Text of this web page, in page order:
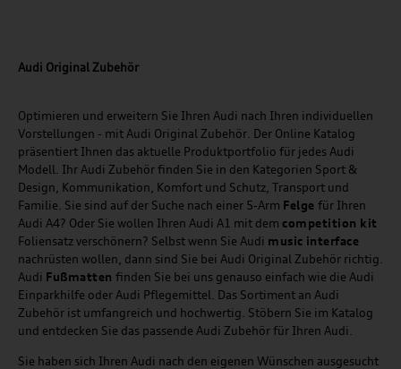
Audi Original Zubehör
Optimieren und erweitern Sie Ihren Audi nach Ihren individuellen
Vorstellungen - mit Audi Original Zubehör. Der Online Katalog
präsentiert Ihnen das aktuelle Produktportfolio für jedes Audi
Modell. Ihr Audi Zubehör finden Sie in den Kategorien Sport &
Design, Kommunikation, Komfort und Schutz, Transport und
Familie. Sie sind auf der Suche nach einer 5-Arm Felge für Ihren
Audi A4? Oder Sie wollen Ihren Audi A1 mit dem competition kit
Foliensatz verschönern? Selbst wenn Sie Audi music interface
nachrüsten wollen, dann sind Sie bei Audi Original Zubehör richtig.
Audi Fußmatten finden Sie bei uns genauso einfach wie die Audi
Einparkhilfe oder Audi Pflegemittel. Das Sortiment an Audi
Zubehör ist umfangreich und hochwertig. Stöbern Sie im Katalog
und entdecken Sie das passende Audi Zubehör für Ihren Audi.
Sie haben sich Ihren Audi nach den eigenen Wünschen ausgesucht